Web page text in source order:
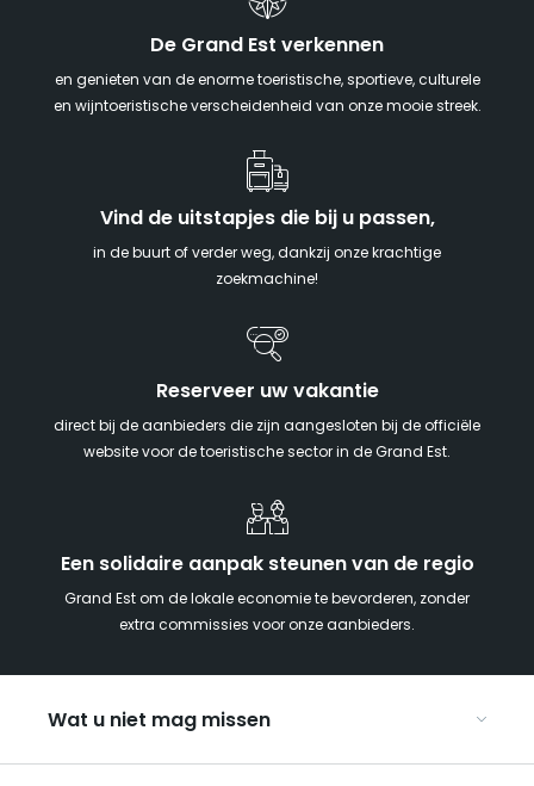
De Grand Est verkennen
en genieten van de enorme toeristische, sportieve, culturele
en wijntoeristische verscheidenheid van onze mooie streek.
Vind de uitstapjes die bij u passen,
in de buurt of verder weg, dankzij onze krachtige
zoekmachine!
Reserveer uw vakantie
direct bij de aanbieders die zijn aangesloten bij de officiële
website voor de toeristische sector in de Grand Est.
Een solidaire aanpak steunen van de regio
Grand Est om de lokale economie te bevorderen, zonder
extra commissies voor onze aanbieders.
Wat u niet mag missen